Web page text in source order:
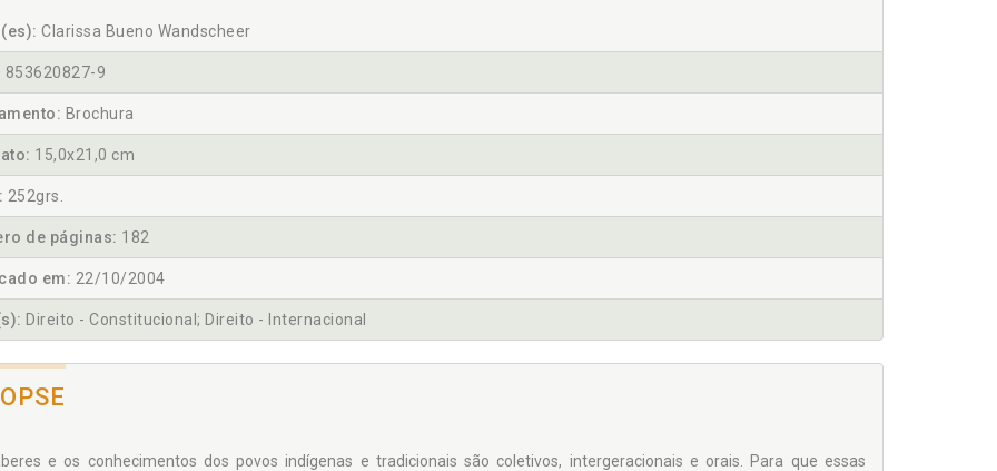
Clarissa Bueno Wandscheer
853620827-9
Brochura
15,0x21,0 cm
252grs.
de páginas: 182
em: 22/10/2004
Direito - Constitucional; Direito - Internacional
e os conhecimentos dos povos indígenas e tradicionais são coletivos, intergeracionais e orais. Para que essas